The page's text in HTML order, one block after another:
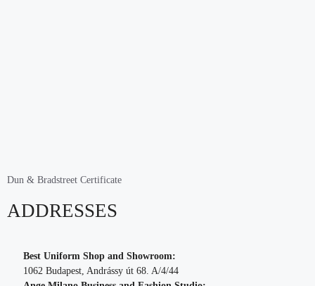
Dun & Bradstreet Certificate
ADDRESSES
Best Uniform Shop and Showroom:
1062 Budapest, Andrássy út 68. A/4/44